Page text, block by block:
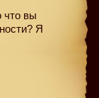
что вы
Я